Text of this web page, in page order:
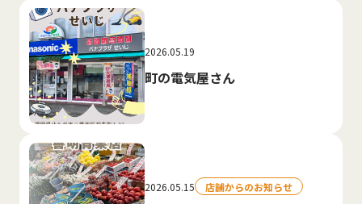
2026.05.19
町の電気屋さん
2026.05.15 店舗からのお知らせ